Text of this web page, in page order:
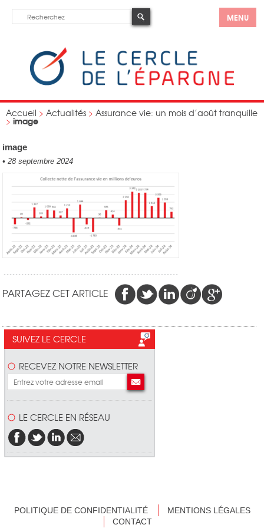
MENU
Accueil > Actualités > Assurance vie: un mois d’août tranquille
> image
image
• 28 septembre 2024
PARTAGEZ CET ARTICLE
SUIVEZ LE CERCLE
RECEVEZ NOTRE NEWSLETTER
LE CERCLE EN RÉSEAU
POLITIQUE DE CONFIDENTIALITÉ
MENTIONS LÉGALES
CONTACT